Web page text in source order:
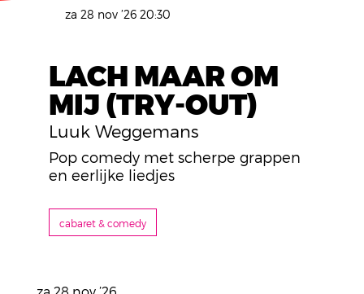
LACH MAAR OM
MIJ (TRY-OUT)
Luuk Weggemans
za 28 nov ’26 20:30
Pop comedy met scherpe grappen
en eerlijke liedjes
cabaret & comedy